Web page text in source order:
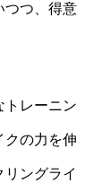
つつ、得意
トレーニン
クの力を伸
ングライ